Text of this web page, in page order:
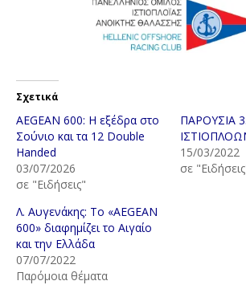
Σχετικά
AEGEAN 600: Η εξέδρα στο
Σούνιο και τα 12 Double
Handed
03/07/2026
σε "Ειδήσεις"
ΠΑΡΟΥΣΙΑ
15/03/2022
σε
Λ. Αυγενάκης: Το «AEGEAN
600» διαφημίζει το Αιγαίο
και την Ελλάδα
07/07/2022
Παρόμοια θέματα